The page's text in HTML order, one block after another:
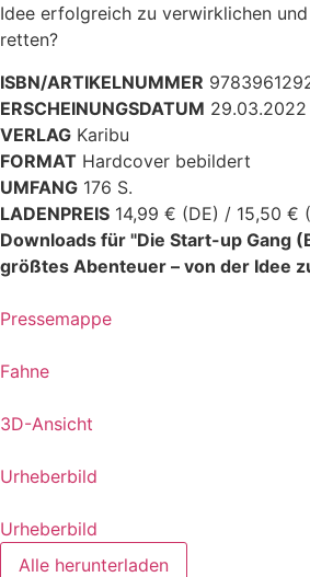
Idee erfolgreich zu verwirklichen
retten?
ISBN/ARTIKELNUMMER
ERSCHEINUNGSDATUM 29.03.2022
VERLAG Karibu
FORMAT Hardcover bebildert
UMFANG 176 S.
LADENPREIS 14,99 € (DE) / 15,50 €
Downloads für "Die Start-up Gang
größtes Abenteuer – von der Idee
Pressemappe
Fahne
3D-Ansicht
Urheberbild
Urheberbild
Alle herunterladen